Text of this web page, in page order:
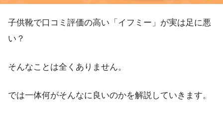
子供靴で口コミ評価の高い「イフミー」が実は足に悪
い？
そんなことは全くありません。
では一体何がそんなに良いのかを解説していきます。